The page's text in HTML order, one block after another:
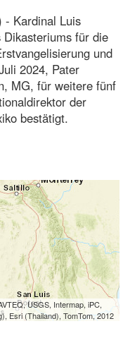
- Kardinal Luis
für die
und
2024, Pater
MG, für weitere fünf
der
bestätigt.
USGS, Intermap, iPC,
Esri (Thailand), TomTom, 2012